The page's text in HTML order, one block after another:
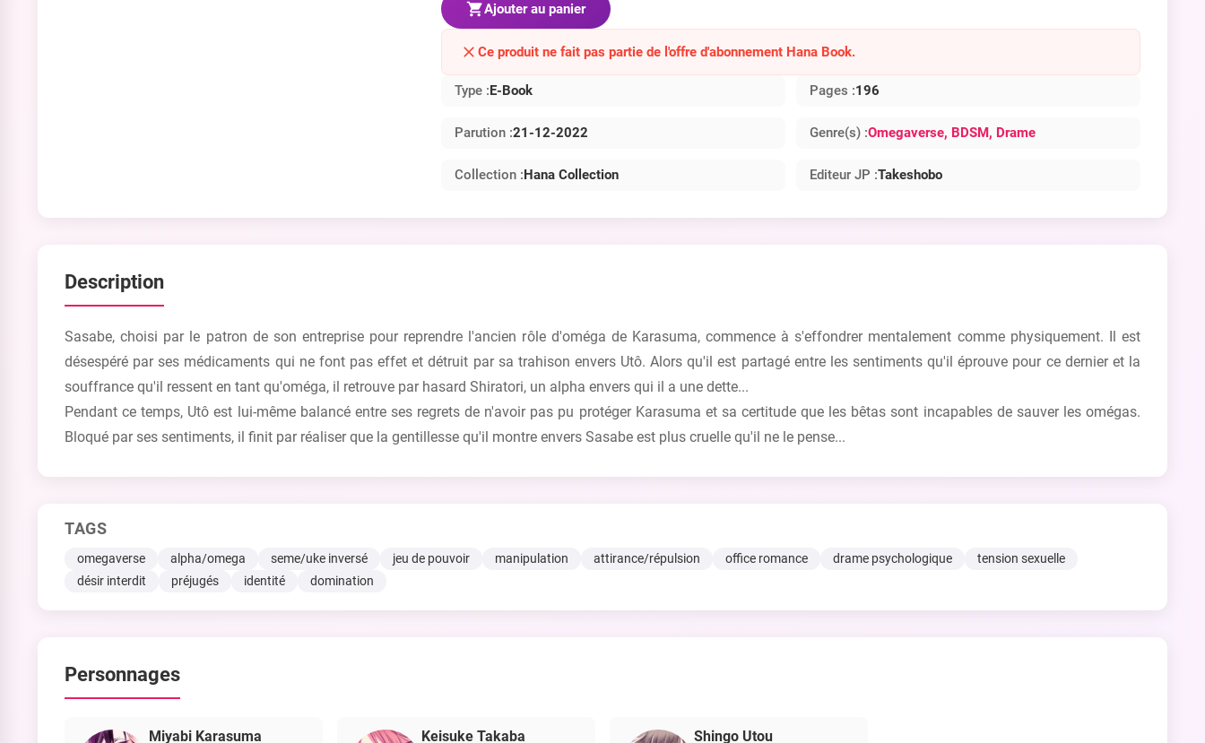
Ajouter au panier
Ce produit ne fait pas partie de l'offre d'abonnement Hana Book.
Type :E-Book Pages :196
Parution :21-12-2022 Genre(s) :Omegaverse, BDSM, Drame
Collection :Hana Collection Editeur JP :Takeshobo
Description
Sasabe, choisi par le patron de son entreprise pour reprendre l'ancien rôle d'oméga de Karasuma, commence à s'effondrer mentalement comme physiquement. Il est
désespéré par ses médicaments qui ne font pas effet et détruit par sa trahison envers Utô. Alors qu'il est partagé entre les sentiments qu'il éprouve pour ce dernier et la
souffrance qu'il ressent en tant qu'oméga, il retrouve par hasard Shiratori, un alpha envers qui il a une dette...
Pendant ce temps, Utô est lui-même balancé entre ses regrets de n'avoir pas pu protéger Karasuma et sa certitude que les bêtas sont incapables de sauver les omégas.
Bloqué par ses sentiments, il finit par réaliser que la gentillesse qu'il montre envers Sasabe est plus cruelle qu'il ne le pense...
TAGS
omegaverse alpha/omega seme/uke inversé jeu de pouvoir manipulation attirance/répulsion office romance drame psychologique
tension sexuelle
désir interdit
préjugés identité domination
Personnages
Miyabi Karasuma Keisuke Takaba Shingo Utou